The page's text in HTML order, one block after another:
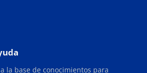
la base de conocimientos para